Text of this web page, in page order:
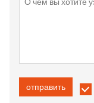
отправить